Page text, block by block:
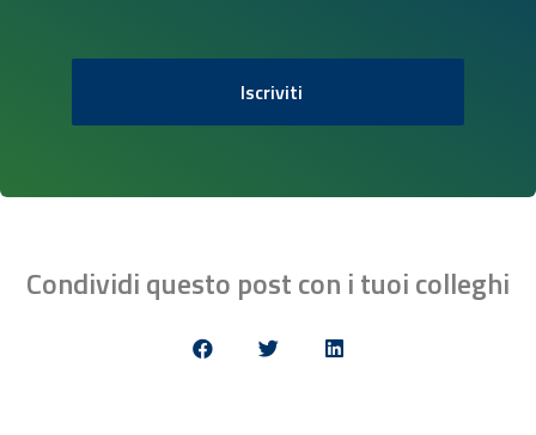
Iscriviti
Condividi questo post con i tuoi colleghi